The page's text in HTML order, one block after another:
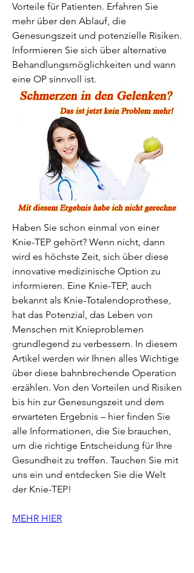
Vorteile für Patienten. Erfahren Sie
mehr über den Ablauf, die
Genesungszeit und potenzielle Risiken.
Informieren Sie sich über alternative
Behandlungsmöglichkeiten und wann
eine OP sinnvoll ist.
Haben Sie schon einmal von einer
Knie-TEP gehört? Wenn nicht, dann
wird es höchste Zeit, sich über diese
innovative medizinische Option zu
informieren. Eine Knie-TEP, auch
bekannt als Knie-Totalendoprothese,
hat das Potenzial, das Leben von
Menschen mit Knieproblemen
grundlegend zu verbessern. In diesem
Artikel werden wir Ihnen alles Wichtige
über diese bahnbrechende Operation
erzählen. Von den Vorteilen und Risiken
bis hin zur Genesungszeit und dem
erwarteten Ergebnis – hier finden Sie
alle Informationen, die Sie brauchen,
um die richtige Entscheidung für Ihre
Gesundheit zu treffen. Tauchen Sie mit
uns ein und entdecken Sie die Welt
der Knie-TEP!
MEHR HIER